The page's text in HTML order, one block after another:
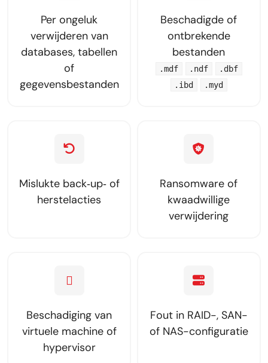
Per ongeluk
verwijderen van
databases, tabellen
of
gegevensbestanden
Beschadigde of
ontbrekende
bestanden
.mdf .ndf
.dbf
.ibd
.myd
Mislukte back‑up‑ of
herstelacties
Ransomware of
kwaadwillige
verwijdering
Beschadiging van
virtuele machine of
hypervisor
Fout in RAID-, SAN-
of NAS-configuratie